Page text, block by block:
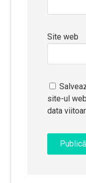
Site web
site-ul
data